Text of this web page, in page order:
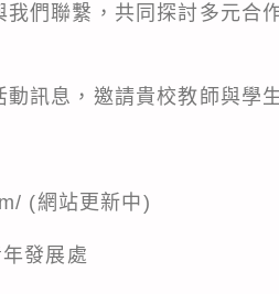
們聯繫，共同探討多元合
訊息，邀請貴校教師與學
(網站更新中)
發展處